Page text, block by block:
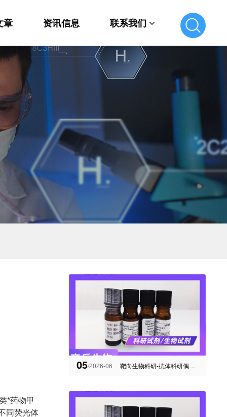
章 资讯信息 联系我们
联系我们
*药物甲
同荧光体
05/2026-06 靶向生物科研-抗体科研偶联物（ADCs）的多种连接子linker